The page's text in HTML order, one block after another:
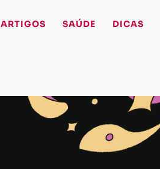
ARTIGOS SAÚDE DICAS